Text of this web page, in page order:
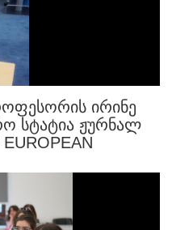
ᲘᲠᲘᲜᲔ
ᲡᲢᲐᲢᲘᲐ ᲟᲣᲠᲜᲐᲚ